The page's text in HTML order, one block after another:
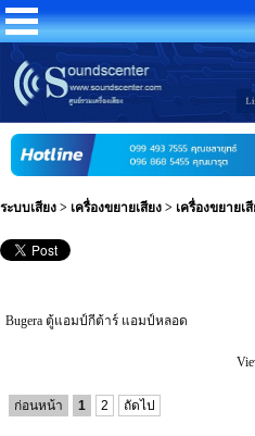
ระบบเสียง > เครื่องขยายเสียง > เครื่องขยายเ
Bugera ตู้แอมป์กีต้าร์ แอมป์หลอด
ก่อนหน้า 1 2 ถัดไป